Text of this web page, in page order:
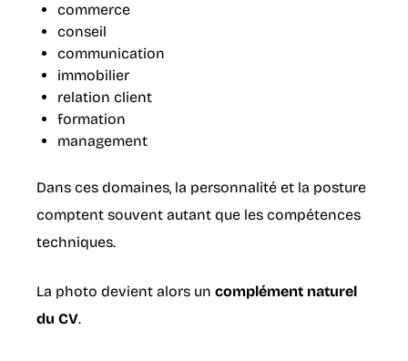
commerce
conseil
communication
immobilier
relation client
formation
management
Dans ces domaines, la personnalité et la posture
comptent souvent autant que les compétences
techniques.
La photo devient alors un complément naturel
du CV.